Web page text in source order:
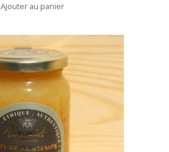
Ajouter au panier